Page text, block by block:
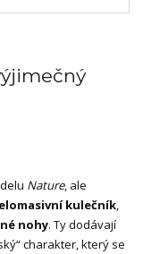
Nature, ale
kulečník,
nohy. Ty dodávají
charakter, který se